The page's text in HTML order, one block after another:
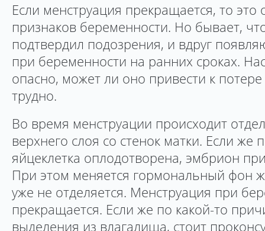
Если менструация прекращается, то
признаков беременности. Но бывает,
подтвердил подозрения, и вдруг
при беременности на ранних сроках.
опасно, может ли оно привести к потере
трудно.
Во время менструации происходит
верхнего слоя со стенок матки. Если
яйцеклетка оплодотворена, эмбрион
При этом меняется гормональный фон
уже не отделяется. Менструация при
прекращается. Если же по какой-то
выделения из влагалища, стоит